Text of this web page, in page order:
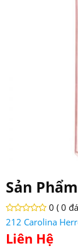
Sản
0 ( 0
212 Carolina
Liên Hệ